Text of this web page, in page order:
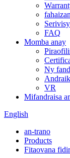
FAQ
Momba anay
Ny
VR
Mifandraisa
English
an-trano
Products
Fitaovana